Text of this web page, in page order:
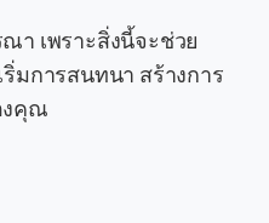
า เพราะสิ่งนี้จะช่วย
มการสนทนา สร้างการ
งคุณ